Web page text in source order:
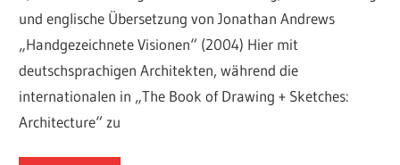
und englische Übersetzung von Jonathan Andrews
„Handgezeichnete Visionen“ (2004) Hier mit
deutschsprachigen Architekten, während die
internationalen in „The Book of Drawing + Sketches:
Architecture“ zu